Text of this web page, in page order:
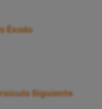
Éxodo
Siguiente